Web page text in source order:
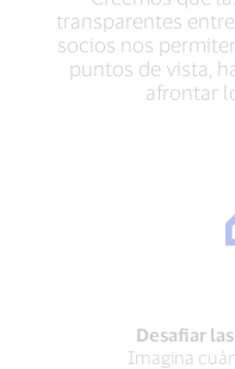
transparentes
socios nos
puntos de vista,
afrontar
Desafiar
Imagina